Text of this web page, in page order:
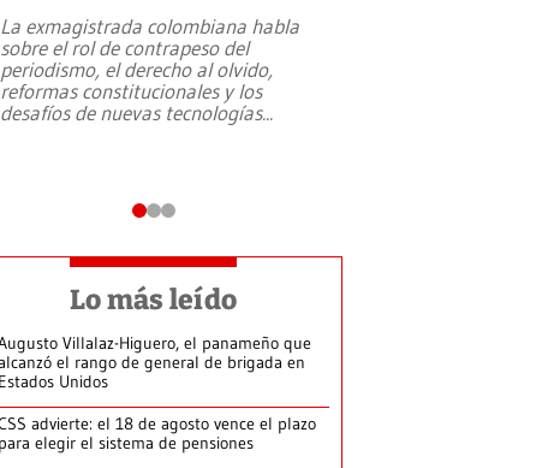
La exmagistrada colombiana habla
sobre el rol de contrapeso del
periodismo, el derecho al olvido,
reformas constitucionales y los
desafíos de nuevas tecnologías...
Lo más leído
Villalaz-Higuero, el panameño que
el rango de general de brigada en
Estados Unidos
advierte: el 18 de agosto vence el plazo
para elegir el sistema de pensiones